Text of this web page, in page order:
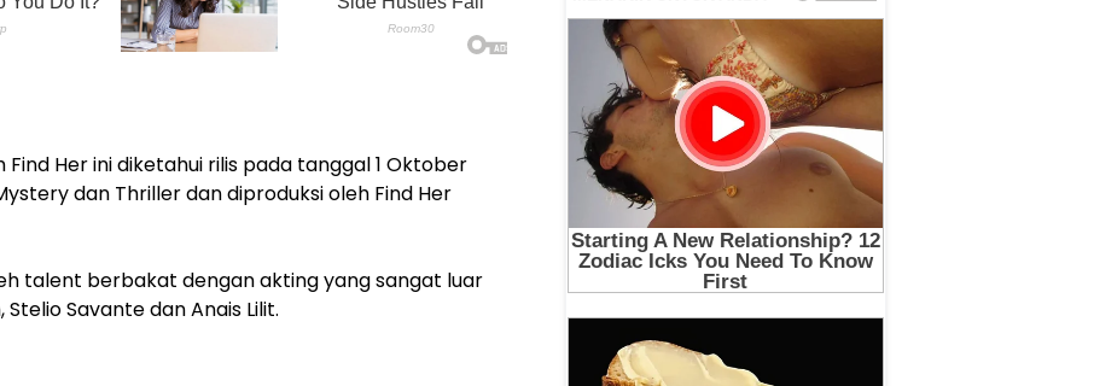
Find Her ini diketahui rilis pada tanggal 1 Oktober
dan Thriller dan diproduksi oleh Find Her
talent berbakat dengan akting yang sangat luar
Savante dan Anais Lilit.